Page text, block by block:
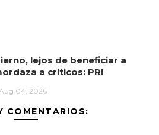
lejos de beneficiar a
a críticos: PRI
04, 2026
COMENTARIOS: